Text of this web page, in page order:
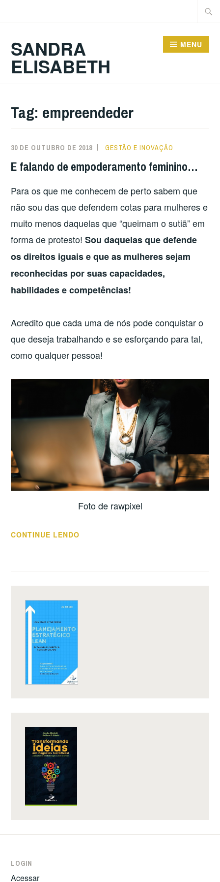
SANDRA
ELISABETH
MENU
Tag: empreendeder
30 DE OUTUBRO DE 2018 GESTÃO E INOVAÇÃO
E falando de empoderamento feminino…
Para os que me conhecem de perto sabem que
não sou das que defendem cotas para mulheres e
muito menos daquelas que “queimam o sutiã” em
forma de protesto!Sou daquelas que defende
os direitos iguais e que as mulheres sejam
reconhecidas por suas capacidades,
habilidades e competências!
Acredito que cada uma de nós pode conquistar o
que deseja trabalhando e se esforçando para tal,
como qualquer pessoa!
Foto de rawpixel
CONTINUE LENDO
LOGIN
Acessar